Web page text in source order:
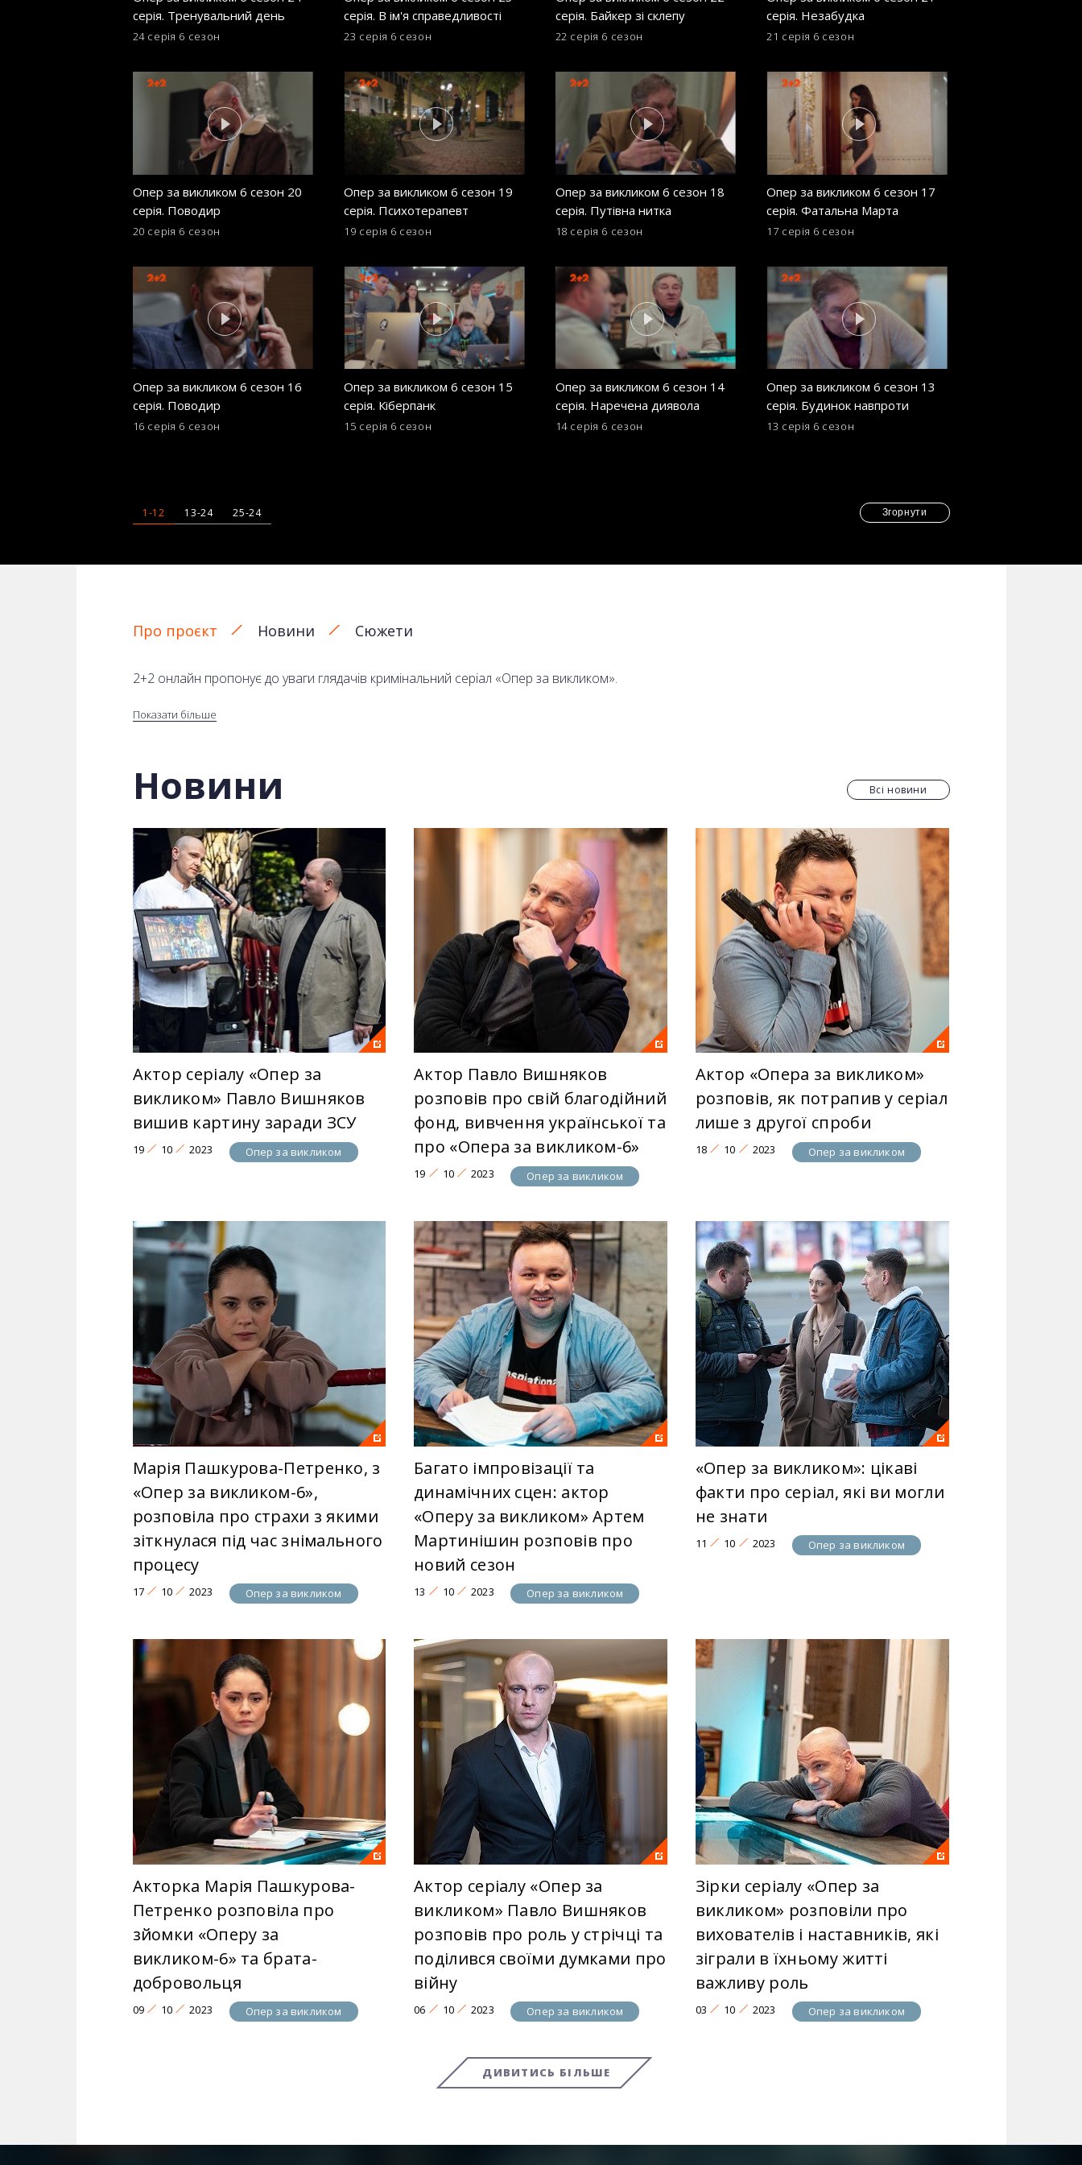
серія. Тренувальний день
24 серія 6 сезон
серія. В ім'я справедливості
23 серія 6 сезон
серія. Байкер зі склепу
22 серія 6 сезон
серія. Незабудка
21 серія 6 сезон
Опер за викликом 6 сезон 20
серія. Поводир
20 серія 6 сезон
Опер за викликом 6 сезон 19
серія. Психотерапевт
19 серія 6 сезон
Опер за викликом 6 сезон 18
серія. Путівна нитка
18 серія 6 сезон
Опер за викликом 6 сезон 17
серія. Фатальна Марта
17 серія 6 сезон
Опер за викликом 6 сезон 16
серія. Поводир
16 серія 6 сезон
Опер за викликом 6 сезон 15
серія. Кіберпанк
15 серія 6 сезон
Опер за викликом 6 сезон 14
серія. Наречена диявола
14 серія 6 сезон
Опер за викликом 6 сезон 13
серія. Будинок навпроти
13 серія 6 сезон
1-12 13-24 25-24 Згорнути
Про проєкт Новини Сюжети
2+2 онлайн пропонує до уваги глядачів кримінальний серіал «Опер за викликом».
Історія починається з того, що наречена капітана Трофимова гине під час операції. У бажанні знайти та покарати винних у її смерті, він
Разом вони вплутуються у небезпечні розслідування, і неясно, чим може скінчитись кожне з них: життя головних героїв постійно в
смерті його коханої!
Рік: 2018
Країна:Україна
Жанр:Серіал
Актори:Павло Вишняков, Слава Красовська, Олександр Ігнатуша, Валентина Іщенко, Олександр Пожарський, Артем Мартинішин та
інші.
Показати більше
Новини Всі новини
Актор серіалу «Опер за
викликом» Павло Вишняков
вишив картину заради ЗСУ
19 10 2023 Опер за викликом
Актор Павло Вишняков
розповів про свій благодійний
фонд, вивчення української та
про «Опера за викликом-6»
19 10 2023 Опер за викликом
Актор «Опера за викликом»
розповів, як потрапив у серіал
лише з другої спроби
18 10 2023 Опер за викликом
Марія Пашкурова-Петренко, з
«Опер за викликом-6»,
розповіла про страхи з якими
зіткнулася під час знімального
процесу
17 10 2023 Опер за викликом
Багато імпровізації та
динамічних сцен: актор
«Оперу за викликом» Артем
Мартинішин розповів про
новий сезон
13 10 2023 Опер за викликом
«Опер за викликом»: цікаві
факти про серіал, які ви могли
не знати
11 10 2023 Опер за викликом
Акторка Марія Пашкурова-
Петренко розповіла про
зйомки «Оперу за
викликом-6» та брата-
добровольця
09 10 2023 Опер за викликом
Актор серіалу «Опер за
викликом» Павло Вишняков
розповів про роль у стрічці та
поділився своїми думками про
війну
06 10 2023 Опер за викликом
Зірки серіалу «Опер за
викликом» розповіли про
вихователів і наставників, які
зіграли в їхньому житті
важливу роль
03 10 2023 Опер за викликом
ДИВИТИСЬ БІЛЬШЕ